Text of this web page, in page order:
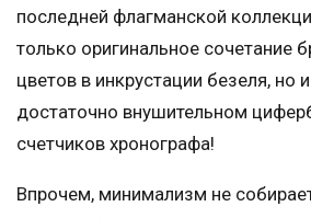
последней флагманской
только оригинальное сочетание
цветов в инкрустации безеля, но
достаточно внушительном
счетчиков хронографа!
Впрочем, минимализм не